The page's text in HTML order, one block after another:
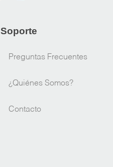
Soporte
Preguntas Frecuentes
¿Quiénes Somos?
Contacto